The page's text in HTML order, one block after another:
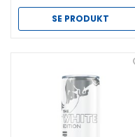
SE PRODUKT